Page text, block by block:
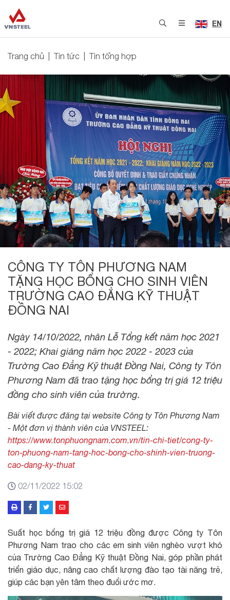
EN
Trang chủ Tin tức Tin tổng hợp
CÔNG TY TÔN PHƯƠNG NAM
TẶNG HỌC BỔNG CHO SINH VIÊN
TRƯỜNG CAO ĐẲNG KỸ THUẬT
ĐỒNG NAI
Ngày 14/10/2022, nhân Lễ Tổng kết năm học 2021
- 2022; Khai giảng năm học 2022 - 2023 của
Trường Cao Đẳng Kỹ thuật Đồng Nai, Công ty Tôn
Phương Nam đã trao tặng học bổng trị giá 12 triệu
đồng cho sinh viên của trường.
Bài viết được đăng tại website Công ty Tôn Phương Nam
- Một đơn vị thành viên của VNSTEEL:
https://www.tonphuongnam.com.vn/tin-chi-tiet/cong-ty-
ton-phuong-nam-tang-hoc-bong-cho-shinh-vien-truong-
cao-dang-ky-thuat
02/11/2022 15:02
Suất học bổng trị giá 12 triệu đồng được Công ty Tôn
Phương Nam trao cho các em sinh viên nghèo vượt khó
của Trường Cao Đẳng Kỹ thuật Đồng Nai, góp phần phát
triển giáo dục, nâng cao chất lượng đào tạo tài năng trẻ,
giúp các bạn yên tâm theo đuổi ước mơ.